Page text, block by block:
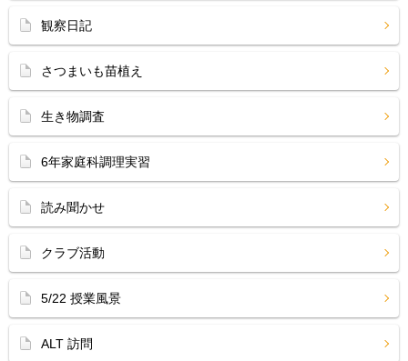
観察日記
さつまいも苗植え
生き物調査
6年家庭科調理実習
読み聞かせ
クラブ活動
5/22 授業風景
ALT 訪問